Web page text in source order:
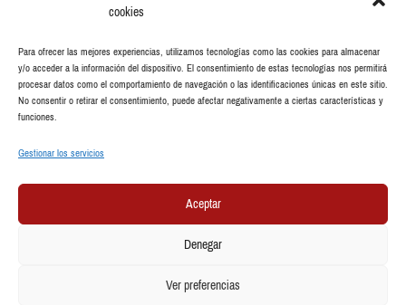
cookies
Para ofrecer las mejores experiencias, utilizamos tecnologías como las cookies para almacenar
y/o acceder a la información del dispositivo. El consentimiento de estas tecnologías nos permitirá
procesar datos como el comportamiento de navegación o las identificaciones únicas en este sitio.
No consentir o retirar el consentimiento, puede afectar negativamente a ciertas características y
funciones.
Gestionar los servicios
Aceptar
Denegar
Ver preferencias
Escuela
Aceites esenciales
Blog
Política de privacidad